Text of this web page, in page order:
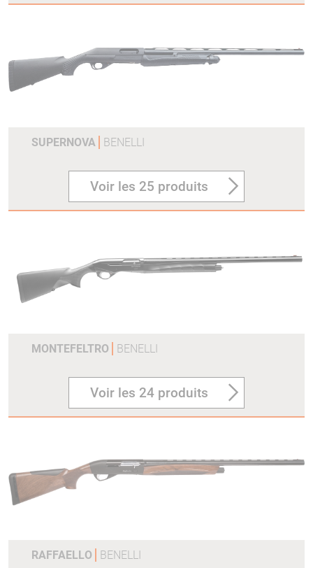
SUPERNOVA BENELLI
Voir les 25 produits
MONTEFELTRO BENELLI
Voir les 24 produits
RAFFAELLO BENELLI